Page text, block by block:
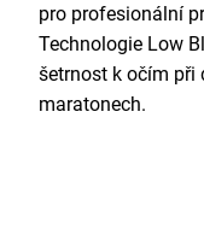
pro profesionální
Technologie Low
šetrnost k očím při
maratonech.